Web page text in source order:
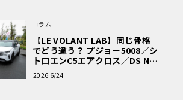
コラム
【LE VOLANT LAB】同じ骨格
でどう違う？ プジョー5008／シ
トロエンC5エアクロス／DS Nº4
読者一気乗りレポート
2026 6/24